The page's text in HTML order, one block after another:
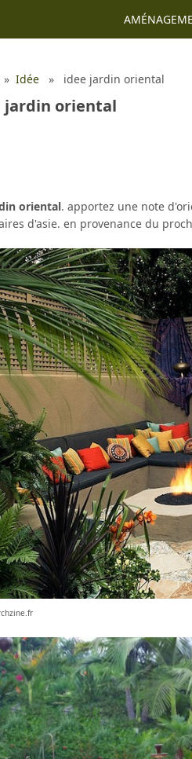
» Idée » idee jardin oriental
jardin oriental
oriental. apportez une note
d'asie. en provenance du